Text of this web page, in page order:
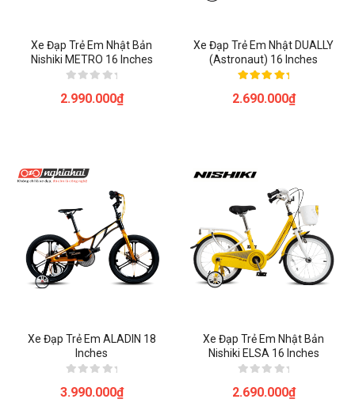
Xe Đạp Trẻ Em Nhật Bản
Nishiki METRO 16 Inches
xếp
2.990.000₫
Xe Đạp Trẻ Em Nhật DUALLY
(Astronaut) 16 Inches
hạng
2.690.000₫
Xe Đạp Trẻ Em ALADIN 18
Inches
xếp
3.990.000₫
Xe Đạp Trẻ Em Nhật Bản
Nishiki ELSA 16 Inches
xếp
2.690.000₫